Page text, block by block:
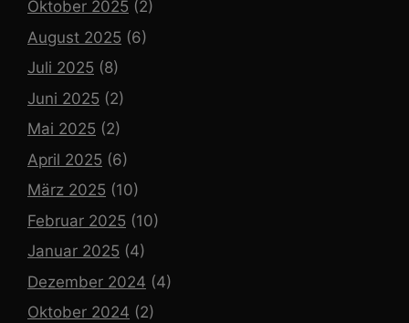
Oktober 2025 (2)
August 2025 (6)
Juli 2025 (8)
Juni 2025 (2)
Mai 2025 (2)
April 2025 (6)
März 2025 (10)
Februar 2025 (10)
Januar 2025 (4)
Dezember 2024 (4)
Oktober 2024 (2)